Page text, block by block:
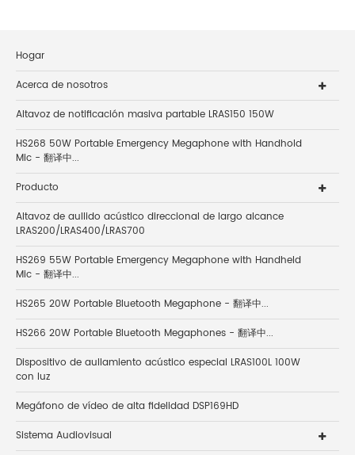
Hogar
Acerca de nosotros
Altavoz de notificación masiva partable LRAS150 150W
HS268 50W Portable Emergency Megaphone with Handhold
Mic - 翻译中...
Producto
Altavoz de aullido acústico direccional de largo alcance
LRAS200/LRAS400/LRAS700
HS269 55W Portable Emergency Megaphone with Handheld
Mic - 翻译中...
HS265 20W Portable Bluetooth Megaphone - 翻译中...
HS266 20W Portable Bluetooth Megaphones - 翻译中...
Dispositivo de aullamiento acústico especial LRAS100L 100W
con luz
Megáfono de vídeo de alta fidelidad DSP169HD
Sistema Audiovisual